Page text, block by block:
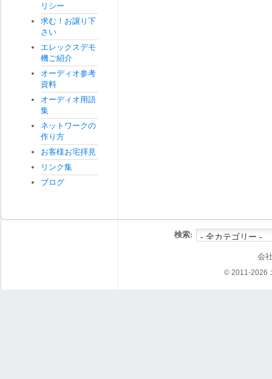
リシー
求む！お譲り下
さい
エレックスデモ
機ご紹介
オーディオ参考
資料
オーディオ用語
集
ネットワークの
作り方
お客様お宅拝見
リンク集
ブログ
検索:
会
© 2011-2026